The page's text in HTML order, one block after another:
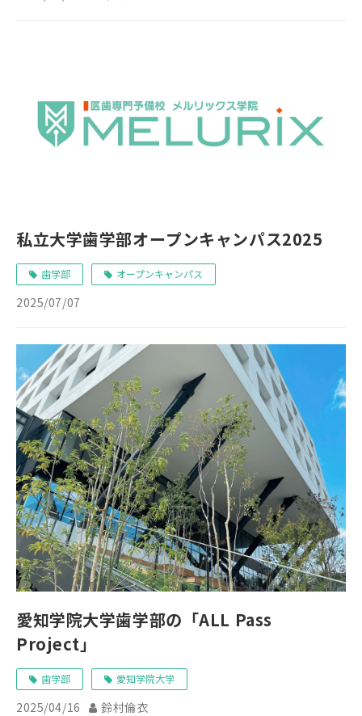
私立大学歯学部オープンキャンパス2025
歯学部 オープンキャンパス
2025/07/07
愛知学院大学歯学部の「ALL Pass
Project」
歯学部 愛知学院大学
2025/04/16 鈴村倫衣